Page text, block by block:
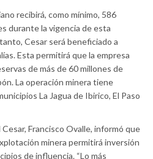
recibirá, como mínimo, 586
durante la vigencia de esta
Cesar será beneficiado a
Esta permitirá que la empresa
de más de 60 millones de
La operación minera tiene
La Jagua de Ibirico, El Paso
Francisco Ovalle, informó que
minera permitirá inversión
de influencia. “Lo más